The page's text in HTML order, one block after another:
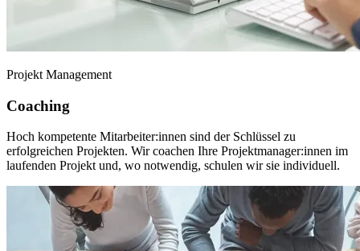
Projekt Management
Coaching
Hoch kompetente Mitarbeiter:innen sind der Schlüssel zu
erfolgreichen Projekten. Wir coachen Ihre Projektmanager:innen im
laufenden Projekt und, wo notwendig, schulen wir sie individuell.